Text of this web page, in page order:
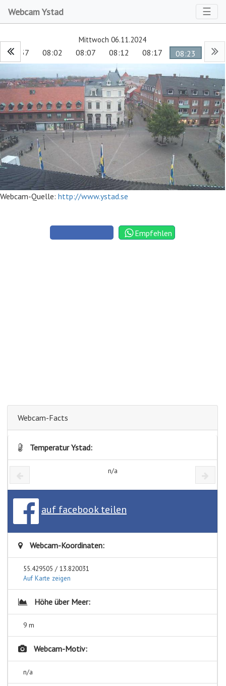
Webcam Ystad ☰
Mittwoch 06.11.2024
07:57 08:02 08:07 08:12 08:17 08:23
Webcam-Quelle: http://www.ystad.se
Empfehlen
Webcam-Facts
Temperatur Ystad:
n/a
auf facebook teilen
Webcam-Koordinaten:
55.429505 / 13.820031
Auf Karte zeigen
Höhe über Meer:
9 m
Webcam-Motiv:
n/a